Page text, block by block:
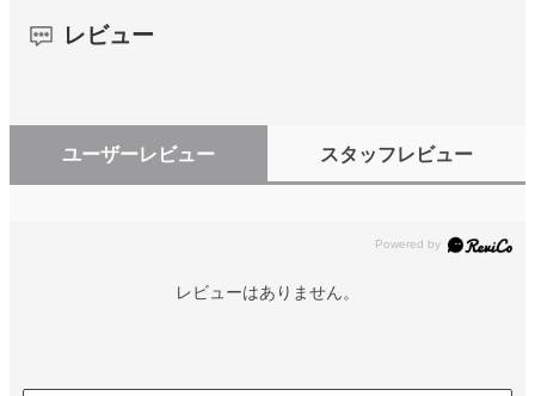
レビュー
ユーザーレビュー スタッフレビュー
レビューはありません。